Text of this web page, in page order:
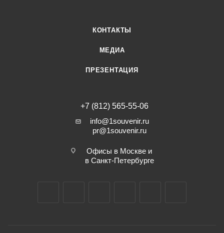
КОНТАКТЫ
МЕДИА
ПРЕЗЕНТАЦИЯ
+7 (812) 565-55-06
info@1souvenir.ru
pr@1souvenir.ru
Офисы в Москве и
в Санкт-Петербурге